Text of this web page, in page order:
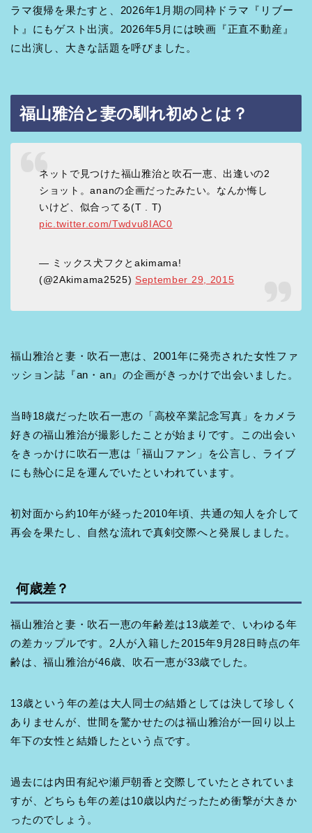
ラマ復帰を果たすと、2026年1月期の同枠ドラマ『リブー
ト』にもゲスト出演。2026年5月には映画『正直不動産』
に出演し、大きな話題を呼びました。
福山雅治と妻の馴れ初めとは？
ネットで見つけた福山雅治と吹石一恵、出逢いの2
ショット。ananの企画だったみたい。なんか悔し
いけど、似合ってる(T . T)
pic.twitter.com/Twdvu8IAC0
— ミックス犬フクとakimama!
(@2Akimama2525) September 29, 2015
福山雅治と妻・吹石一恵は、2001年に発売された女性ファ
ッション誌『an・an』の企画がきっかけで出会いました。
当時18歳だった吹石一恵の「高校卒業記念写真」をカメラ
好きの福山雅治が撮影したことが始まりです。この出会い
をきっかけに吹石一恵は「福山ファン」を公言し、ライブ
にも熱心に足を運んでいたといわれています。
初対面から約10年が経った2010年頃、共通の知人を介して
再会を果たし、自然な流れで真剣交際へと発展しました。
何歳差？
福山雅治と妻・吹石一恵の年齢差は13歳差で、いわゆる年
の差カップルです。2人が入籍した2015年9月28日時点の年
齢は、福山雅治が46歳、吹石一恵が33歳でした。
13歳という年の差は大人同士の結婚としては決して珍しく
ありませんが、世間を驚かせたのは福山雅治が一回り以上
年下の女性と結婚したという点です。
過去には内田有紀や瀬戸朝香と交際していたとされていま
すが、どちらも年の差は10歳以内だったため衝撃が大きか
ったのでしょう。